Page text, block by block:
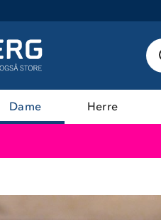
Dame Herre